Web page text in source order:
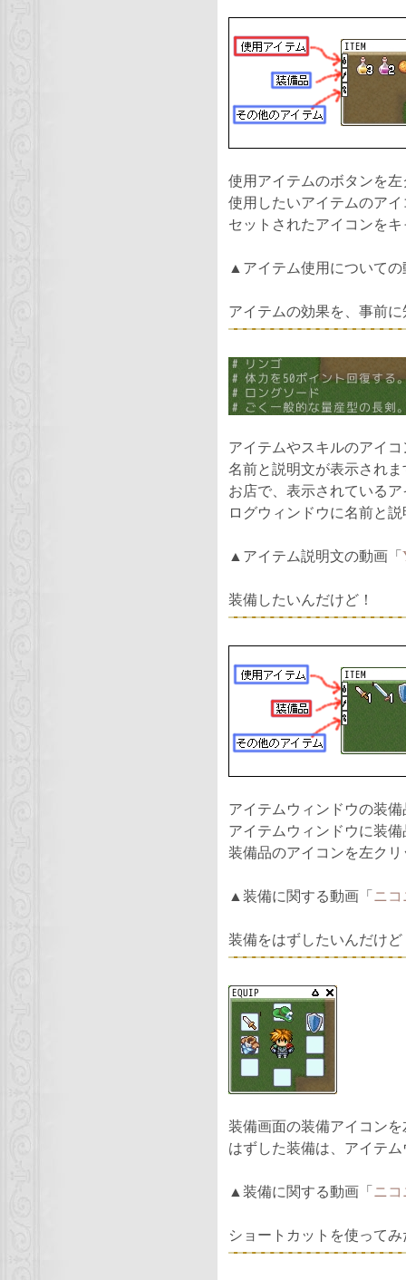
使用アイテムのボタンを
使用したいアイテムのア
セットされたアイコンを
▲アイテム使用についての
アイテムの効果を、事前
アイテムやスキルのアイ
名前と説明文が表示されま
お店で、表示されている
ログウィンドウに名前と
▲アイテム説明文の動画「
装備したいんだけど！
アイテムウィンドウの装
アイテムウィンドウに装
装備品のアイコンを左ク
▲装備に関する動画「 ニコ
装備をはずしたいんだけど
装備画面の装備アイコン
はずした装備は、アイテ
▲装備に関する動画「 ニコ
ショートカットを使ってみ